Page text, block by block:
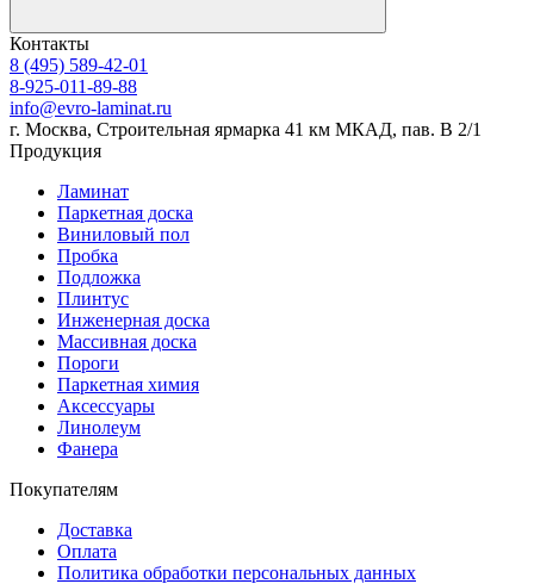
Контакты
8 (495) 589-42-01
8-925-011-89-88
info@evro-laminat.ru
г. Москва, Строительная ярмарка 41 км МКАД, пав. В 2/1
Продукция
Ламинат
Паркетная доска
Виниловый пол
Пробка
Подложка
Плинтус
Инженерная доска
Массивная доска
Пороги
Паркетная химия
Аксессуары
Линолеум
Фанера
Покупателям
Доставка
Оплата
Политика обработки персональных данных